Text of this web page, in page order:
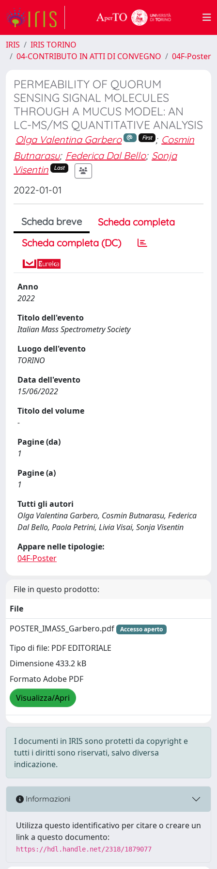
IRIS
IRIS TORINO
04-CONTRIBUTO IN ATTI DI CONVEGNO
04F-Poster
PERMEABILITY OF QUORUM
SENSING SIGNAL MOLECULES
THROUGH A MUCUS MODEL: AN
LC-MS/MS QUANTITATIVE ANALYSIS
Olga Valentina Garbero First ; Cosmin
Butnarasu; Federica Dal Bello; Sonja
Visentin
Last
2022-01-01
Scheda breve
Scheda completa
Scheda completa (DC)
Anno
2022
Titolo dell'evento
Italian Mass Spectrometry Society
Luogo dell'evento
TORINO
Data dell'evento
15/06/2022
Titolo del volume
-
Pagine (da)
1
Pagine (a)
1
Tutti gli autori
Olga Valentina Garbero, Cosmin Butnarasu, Federica
Dal Bello, Paola Petrini, Livia Visai, Sonja Visentin
Appare nelle tipologie:
04F-Poster
File in questo prodotto:
File
POSTER_IMASS_Garbero.pdf
Accesso aperto
Tipo di file: PDF EDITORIALE
Dimensione 433.2 kB
Formato Adobe PDF
Visualizza/Apri
I documenti in IRIS sono protetti da copyright e
tutti i diritti sono riservati, salvo diversa
indicazione.
Informazioni
Utilizza questo identificativo per citare o creare un
link a questo documento:
https://hdl.handle.net/2318/1879077